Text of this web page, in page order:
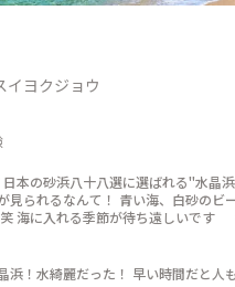
イヨクジョウ
本の砂浜八十八選に選ばれる"水晶
見られるなんて！ 青い海、白砂のビ
海に入れる季節が待ち遠しいです
し #電車旅